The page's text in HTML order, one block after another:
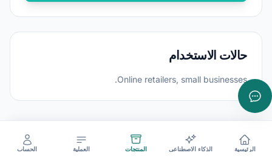
حالات الاستخدام
Online retailers, small businesses.
الرئيسية الذكاء الاصطناعي المنتجات العملية الحساب
التحدث مع AppRoots AI